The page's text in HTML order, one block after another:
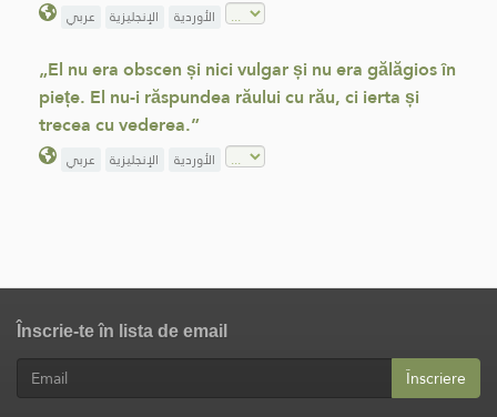
عربي الإنجليزية الأوردية
„El nu era obscen și nici vulgar și nu era gălăgios în
piețe. El nu-i răspundea răului cu rău, ci ierta și
trecea cu vederea.”
عربي الإنجليزية الأوردية
Înscrie-te în lista de email
Înscriere